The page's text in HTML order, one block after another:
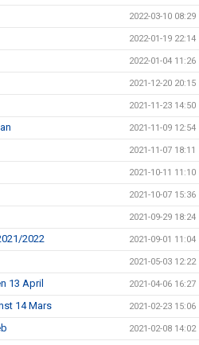
2022-03-10 08:29
2022-01-19 22:14
2022-01-04 11:26
2021-12-20 20:15
2021-11-23 14:50
2021-11-09 12:54
2021-11-07 18:11
2021-10-11 11:10
2021-10-07 15:36
2021-09-29 18:24
2022 2021-09-01 11:04
2021-05-03 12:22
13 April 2021-04-06 16:27
14 Mars 2021-02-23 15:06
2021-02-08 14:02